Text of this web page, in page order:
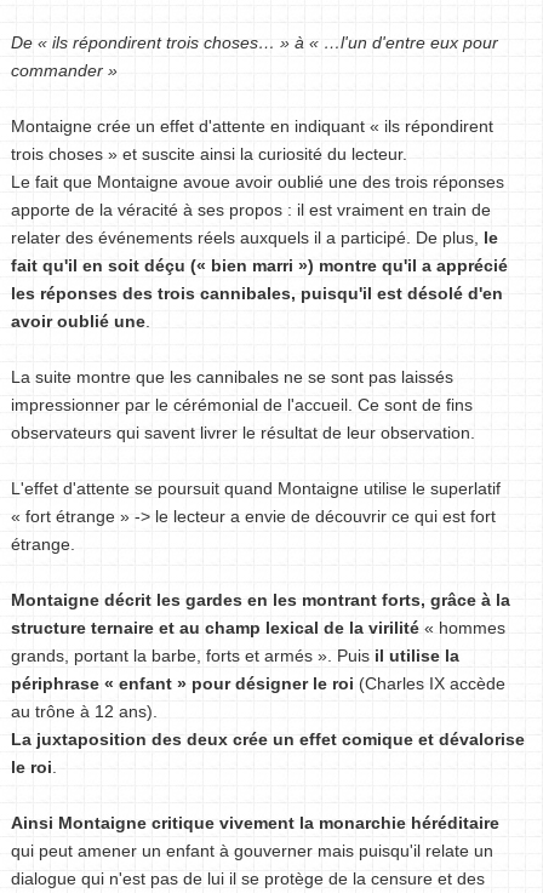
De « ils répondirent trois choses… » à « …l'un d'entre eux pour
commander »
Montaigne crée un effet d'attente en indiquant « ils répondirent
trois choses » et suscite ainsi la curiosité du lecteur.
Le fait que Montaigne avoue avoir oublié une des trois réponses
apporte de la véracité à ses propos : il est vraiment en train de
relater des événements réels auxquels il a participé. De plus, le
fait qu'il en soit déçu (« bien marri ») montre qu'il a apprécié
les réponses des trois cannibales, puisqu'il est désolé d'en
avoir oublié une
La suite montre que les cannibales ne se sont pas laissés
impressionner par le cérémonial de l'accueil. Ce sont de fins
observateurs qui savent livrer le résultat de leur observation.
L'effet d'attente se poursuit quand Montaigne utilise le superlatif
« fort étrange » -> le lecteur a envie de découvrir ce qui est fort
étrange.
Montaigne décrit les gardes en les montrant forts, grâce à la
structure ternaire et au champ lexical de la virilité « hommes
grands, portant la barbe, forts et armés ». Puis il utilise la
périphrase « enfant » pour désigner le roi (Charles IX accède
au trône à 12 ans).
La juxtaposition des deux crée un effet comique et dévalorise
le roi
Ainsi Montaigne critique vivement la monarchie héréditaire
qui peut amener un enfant à gouverner mais puisqu'il relate un
dialogue qui n'est pas de lui il se protège de la censure et des